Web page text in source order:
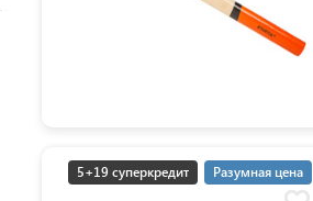
5+19 суперкредит Разумная цена